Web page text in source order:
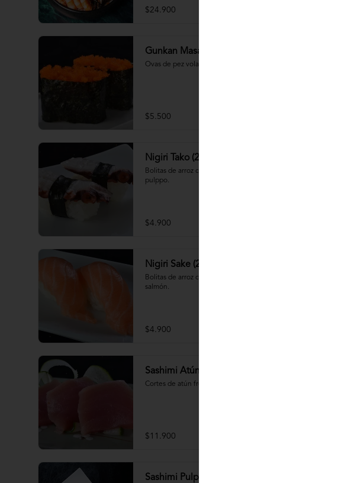
$24.900
Gunkan Masago (2 piezas)
Ovas de pez volador.
$5.500
Nigiri Tako (2 piezas)
Bolitas de arroz cubiertas por
pulppo.
$4.900
Nigiri Sake (2 piezas)
Bolitas de arroz cubiertas por
salmón.
$4.900
Sashimi Atún 9 cortes
Cortes de atún fresco
$11.900
Sashimi Pulpo 15 cortes